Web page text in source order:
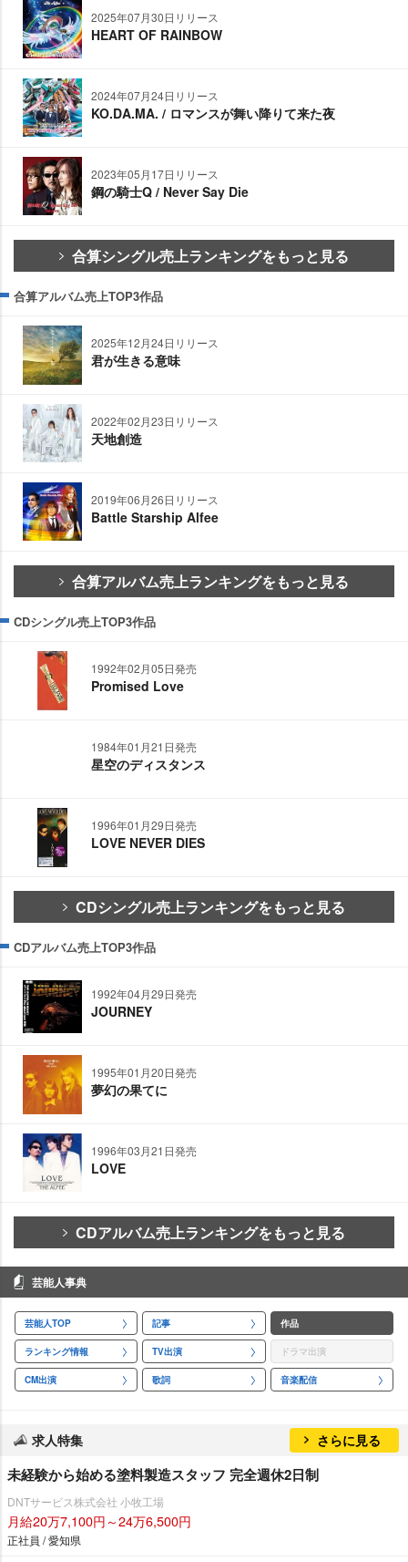
2025年07月30日リリース
HEART OF RAINBOW
2024年07月24日リリース
KO.DA.MA. / ロマンスが舞い降りて来た夜
2023年05月17日リリース
鋼の騎士Q / Never Say Die
合算シングル売上ランキングをもっと見る
合算アルバム売上TOP3作品
2025年12月24日リリース
君が生きる意味
2022年02月23日リリース
天地創造
2019年06月26日リリース
Battle Starship Alfee
合算アルバム売上ランキングをもっと見る
CDシングル売上TOP3作品
1992年02月05日発売
Promised Love
1984年01月21日発売
星空のディスタンス
1996年01月29日発売
LOVE NEVER DIES
CDシングル売上ランキングをもっと見る
CDアルバム売上TOP3作品
1992年04月29日発売
JOURNEY
1995年01月20日発売
夢幻の果てに
1996年03月21日発売
LOVE
CDアルバム売上ランキングをもっと見る
芸能人事典
芸能人TOP 記事 作品
ランキング情報 TV出演 ドラマ出演
CM出演 歌詞 音楽配信
求人特集 さらに見る
未経験から始める塗料製造スタッフ 完全週休2日制
DNTサービス株式会社 小牧工場
月給20万7,100円～24万6,500円
正社員 / 愛知県